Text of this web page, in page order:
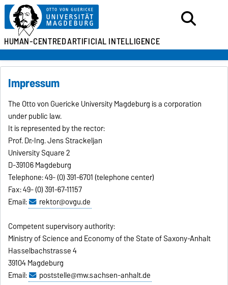
HUMAN-CENTREDARTIFICIAL INTELLIGENCE
Impressum
The Otto von Guericke University Magdeburg is a corporation
under public law.
It is represented by the rector:
Prof. Dr.-Ing. Jens Strackeljan
University Square 2
D-39106 Magdeburg
Telephone: 49- (0) 391-6701 (telephone center)
Fax: 49- (0) 391-67-11157
Email:
rektor@ovgu.de
Competent supervisory authority:
Ministry of Science and Economy of the State of Saxony-Anhalt
Hasselbachstrasse 4
39104 Magdeburg
Email:
poststelle@mw.sachsen-anhalt.de